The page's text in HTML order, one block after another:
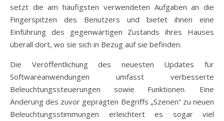
setzt die am häufigsten verwendeten Aufgaben an die
Fingerspitzen des Benutzers und bietet ihnen eine
Einführung des gegenwärtigen Zustands ihres Hauses
überall dort, wo sie sich in Bezug auf sie befinden.
Die Veröffentlichung des neuesten Updates für
Softwareanwendungen umfasst verbesserte
Beleuchtungssteuerungen sowie Funktionen. Eine
Änderung des zuvor geprägten Begriffs „Szenen“ zu neuen
Beleuchtungsstimmungen erleichtert es sogar viel